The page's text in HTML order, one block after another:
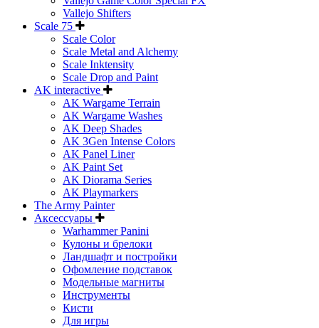
Vallejo Shifters
Scale 75
Scale Color
Scale Metal and Alchemy
Scale Inktensity
Scale Drop and Paint
AK interactive
AK Wargame Terrain
AK Wargame Washes
AK Deep Shades
AK 3Gen Intense Colors
AK Panel Liner
AK Paint Set
AK Diorama Series
AK Playmarkers
The Army Painter
Аксессуары
Warhammer Panini
Кулоны и брелоки
Ландшафт и постройки
Офомление подставок
Модельные магниты
Инструменты
Кисти
Для игры